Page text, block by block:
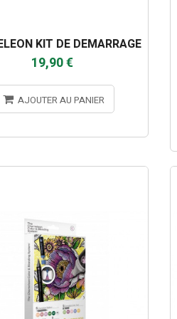
KIT DE DEMARRAGE
19,90 €
AJOUTER AU PANIER